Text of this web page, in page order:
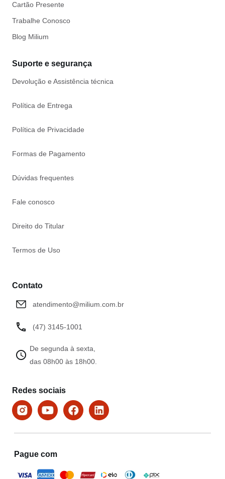
Cartão Presente
Trabalhe Conosco
Blog Milium
Suporte e segurança
Devolução e Assistência técnica
Política de Entrega
Política de Privacidade
Formas de Pagamento
Dúvidas frequentes
Fale conosco
Direito do Titular
Termos de Uso
Contato
atendimento@milium.com.br
(47) 3145-1001
De segunda à sexta,
das 08h00 às 18h00.
Redes sociais
Pague com